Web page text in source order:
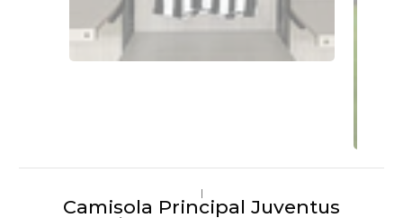
|
Camisola Principal Juventus